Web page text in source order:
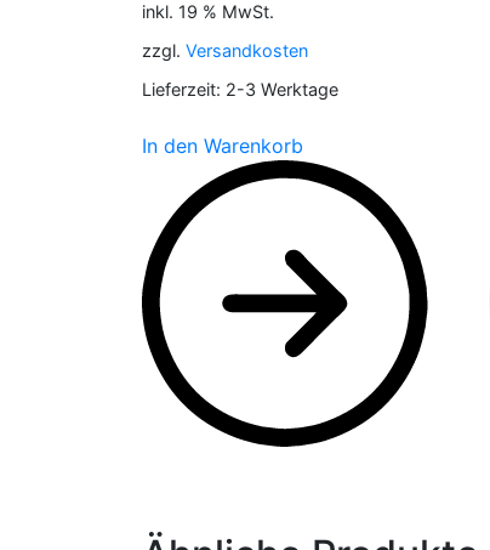
inkl. 19 % MwSt.
zzgl. Versandkosten
Lieferzeit: 2-3 Werktage
In den Warenkorb